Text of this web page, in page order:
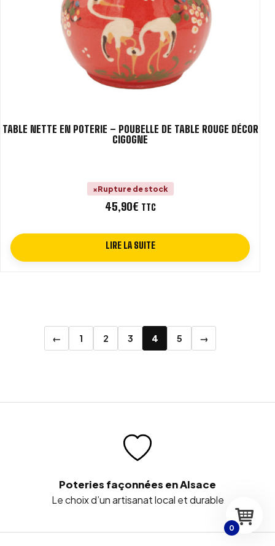
TABLE NETTE EN POTERIE – POUBELLE DE TABLE ROUGE DÉCOR
CIGOGNE
Rupture de stock
45,90€ TTC
LIRE LA SUITE
← 1 2 3 4 5 →
Poteries façonnées en Alsace
Le choix d’un artisanat local et durable
0